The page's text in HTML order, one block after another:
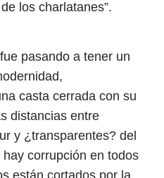
los charlatanes”.
pasando a tener un
casta cerrada con su
distancias entre
y ¿transparentes? del
corrupción en todos